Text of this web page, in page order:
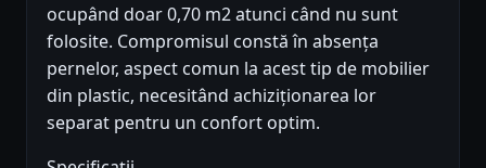
ocupând doar 0,70 m2 atunci când nu sunt
folosite. Compromisul constă în absența
pernelor, aspect comun la acest tip de mobilier
din plastic, necesitând achiziționarea lor
separat pentru un confort optim.